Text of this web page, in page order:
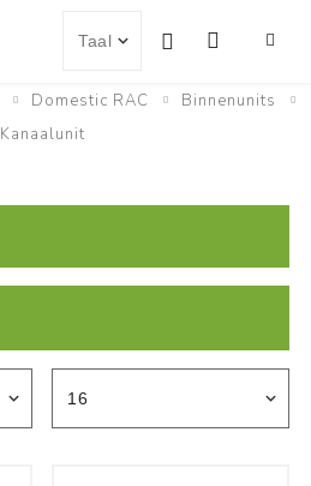
Domestic RAC
Binnenunits
Kanaalunit